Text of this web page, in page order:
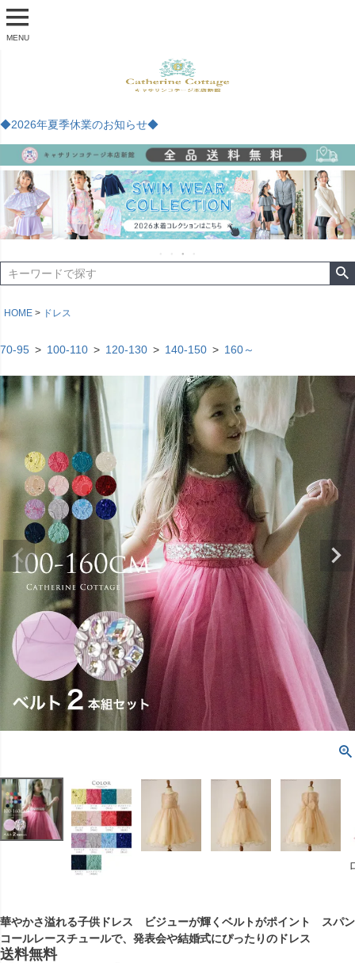
MENU
◆2026年夏季休業のお知らせ◆
HOME ドレス
70-95 100-110 120-130 140-150 160～
華やかさ溢れる子供ドレス ビジューが輝くベルトがポイント スパン
コールレースチュールで、発表会や結婚式にぴったりのドレス
送料無料